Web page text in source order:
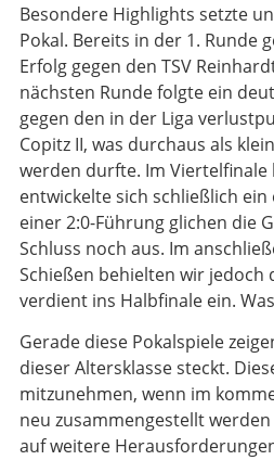
Besondere Highlights setzte
Pokal. Bereits in der 1. Runde
Erfolg gegen den TSV
nächsten Runde folgte ein
gegen den in der Liga
Copitz II, was durchaus als
werden durfte. Im Viertelfinale
entwickelte sich schließlich
einer 2:0-Führung glichen die
Schluss noch aus. Im
Schießen behielten wir jedoch
verdient ins Halbfinale ein.
Gerade diese Pokalspiele
dieser Altersklasse steckt.
mitzunehmen, wenn im
neu zusammengestellt
auf weitere